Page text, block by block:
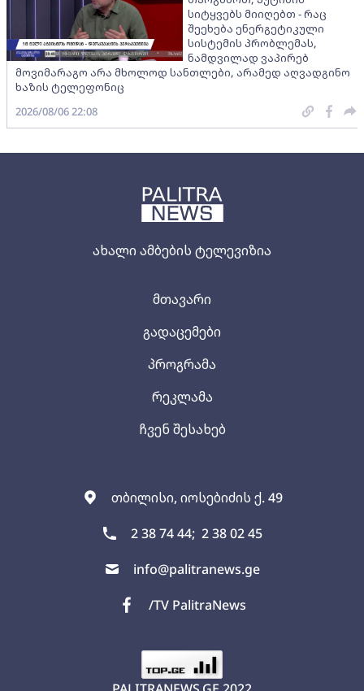
ახალი ამბების ტელევიზია
თბილისი, იოსებიძის ქ. 49
2 38 74 44; 2 38 02 45
info@palitranews.ge
/TV PalitraNews
მთავარი
გადაცემები
პროგრამა
რეკლამა
ჩვენ შესახებ
სიტყვებს მიიღებთ - რაც
შეეხება ენერგეტიკული
სისტემის პრობლემას,
ნამდვილად ვაპირებ
მოვიმარაგო არა მხოლოდ სანთლები, არამედ აღვადგინო
ხაზის ტელეფონიც
2026/08/06 22:08